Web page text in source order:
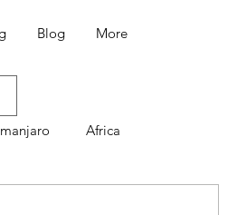
Blog More
Africa